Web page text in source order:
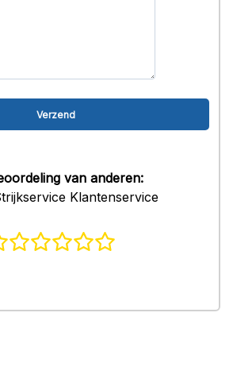
van anderen:
Klantenservice